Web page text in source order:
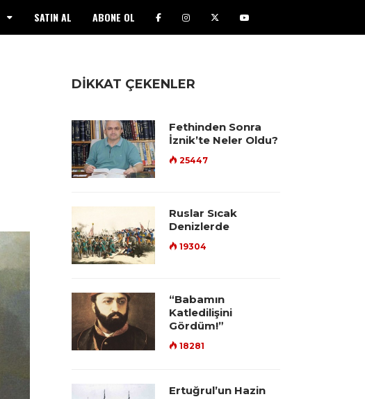
SATIN AL ABONE OL
DİKKAT ÇEKENLER
Fethinden Sonra
İznik’te Neler Oldu?
25447
Ruslar Sıcak
Denizlerde
19304
“Babamın
Katledilişini
Gördüm!”
18281
Ertuğrul’un Hazin